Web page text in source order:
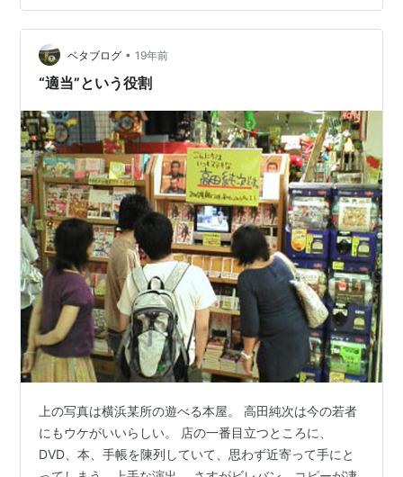
うもみなさんこんばんちわっす。 これまたいつものごと
く初っ端からハイパークソどうでもいい話でアレなんす
けど、ちょっと前の話なんすけどたまたまテレビ見てた
らとあるCMに目（耳？）を奪われまして。 ってのもこ
ベタブログ • 19年前
“適当”という役割
上の写真は横浜某所の遊べる本屋。 高田純次は今の若者
にもウケがいいらしい。 店の一番目立つところに、
DVD、本、手帳を陳列していて、思わず近寄って手にと